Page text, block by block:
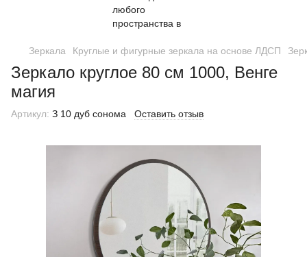
Зеркала Круглые и фигурные зеркала на основе ЛДСП
Зеркало круглое 80 см 1000, Венге
магия
Артикул: З 10 дуб сонома Оставить отзыв